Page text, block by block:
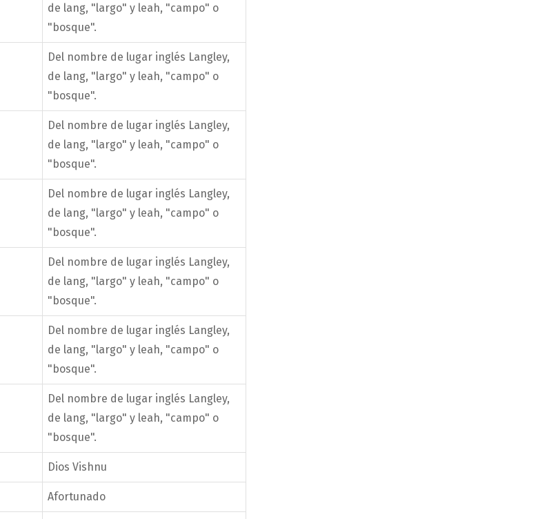
de lang, "largo" y leah, "campo" o
"bosque".
Del nombre de lugar inglés Langley,
de lang, "largo" y leah, "campo" o
"bosque".
Del nombre de lugar inglés Langley,
de lang, "largo" y leah, "campo" o
"bosque".
Del nombre de lugar inglés Langley,
de lang, "largo" y leah, "campo" o
"bosque".
Del nombre de lugar inglés Langley,
de lang, "largo" y leah, "campo" o
"bosque".
Del nombre de lugar inglés Langley,
de lang, "largo" y leah, "campo" o
"bosque".
Del nombre de lugar inglés Langley,
de lang, "largo" y leah, "campo" o
"bosque".
Dios Vishnu
Afortunado